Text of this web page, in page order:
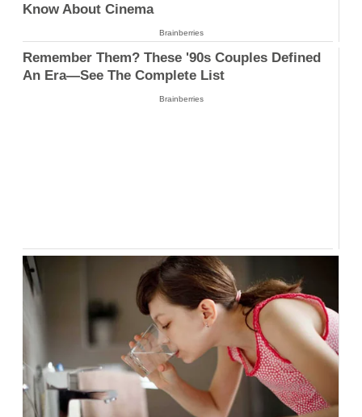
Know About Cinema
Brainberries
Remember Them? These '90s Couples Defined
An Era—See The Complete List
Brainberries